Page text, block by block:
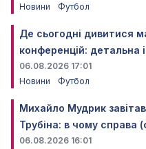
Новини
Футбол
Де сьогодні дивитися
конференцій: детальна
06.08.2026 17:01
Новини
Футбол
Михайло Мудрик
Трубіна: в чому справа
06.08.2026 16:01